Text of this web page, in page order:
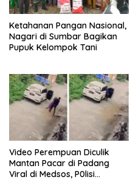
Ketahanan Pangan Nasional,
Nagari di Sumbar Bagikan
Pupuk Kelompok Tani
Video Perempuan Diculik
Mantan Pacar di Padang
Viral di Medsos, P0lisi